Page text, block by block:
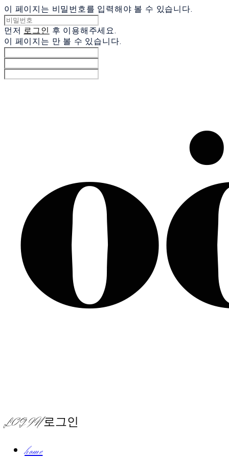
이 페이지는 비밀번호를 입력해야 볼 수 있습니다.
먼저 로그인 후 이용해주세요.
이 페이지는 만 볼 수 있습니다.
LOG IN로그인
home